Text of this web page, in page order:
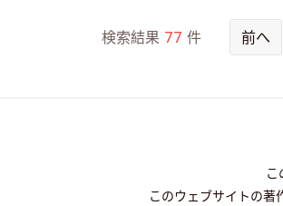
検索結果 77 件 前へ
このウェブサイトの